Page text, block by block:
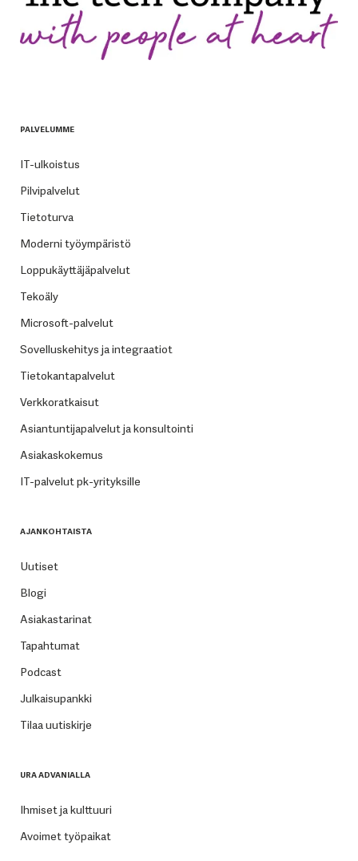
PALVELUMME
IT-ulkoistus
Pilvipalvelut
Tietoturva
Moderni työympäristö
Loppukäyttäjäpalvelut
Tekoäly
Microsoft-palvelut
Sovelluskehitys ja integraatiot
Tietokantapalvelut
Verkkoratkaisut
Asiantuntijapalvelut ja konsultointi
Asiakaskokemus
IT-palvelut pk-yrityksille
AJANKOHTAISTA
Uutiset
Blogi
Asiakastarinat
Tapahtumat
Podcast
Julkaisupankki
Tilaa uutiskirje
URA ADVANIALLA
Ihmiset ja kulttuuri
Avoimet työpaikat